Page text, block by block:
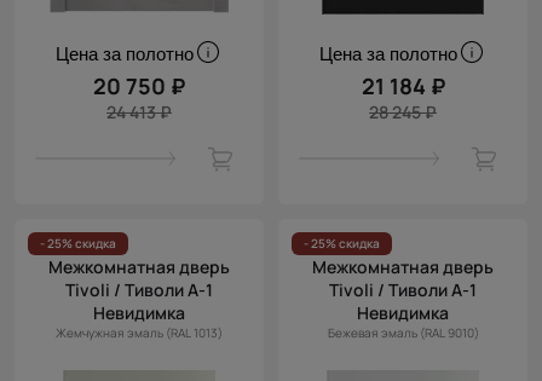
Цена за полотно
20 750 ₽
24 413 ₽
Цена за полотно
21 184 ₽
28 245 ₽
- 25% скидка
Межкомнатная дверь
Tivoli / Тиволи А-1
Невидимка
Жемчужная эмаль (RAL 1013)
- 25% скидка
Межкомнатная дверь
Tivoli / Тиволи А-1
Невидимка
Бежевая эмаль (RAL 9010)